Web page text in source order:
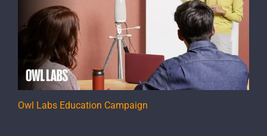
Owl Labs Education Campaign